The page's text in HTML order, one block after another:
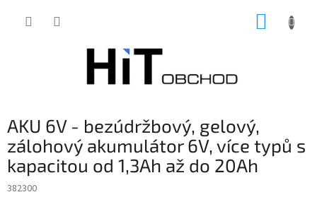
AKU 6V - bezúdržbový, gelový,
zálohový akumulátor 6V, více typů s
kapacitou od 1,3Ah až do 20Ah
382300